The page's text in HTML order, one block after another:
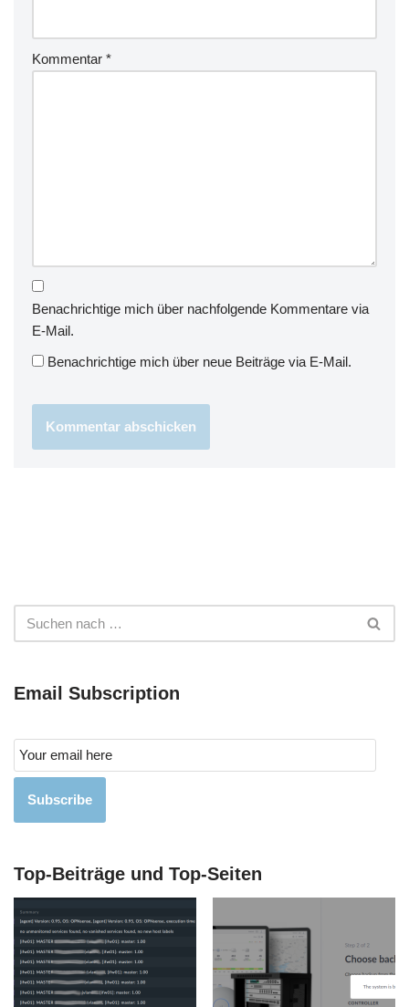
Kommentar *
Benachrichtige mich über nachfolgende Kommentare via
E-Mail.
Benachrichtige mich über neue Beiträge via E-Mail.
Email Subscription
Subscribe
Top-Beiträge und Top-Seiten